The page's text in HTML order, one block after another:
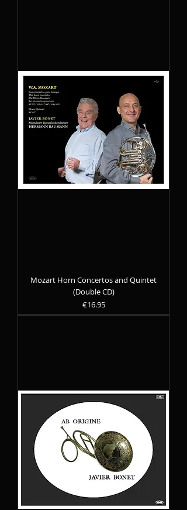
Mozart Horn Concertos and Quintet
(Double CD)
Precio
€16.95